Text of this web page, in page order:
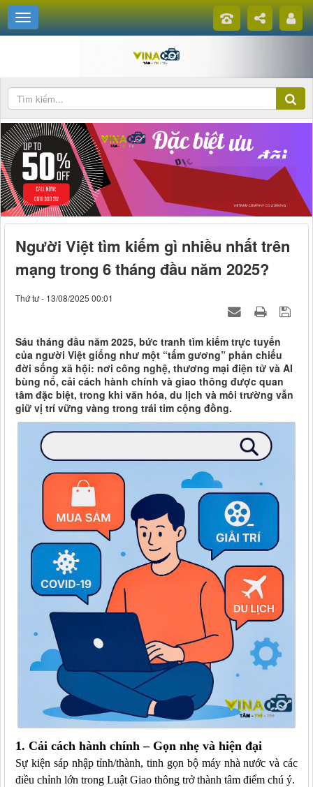
Người Việt tìm kiếm gì nhiều nhất trên
mạng trong 6 tháng đầu năm 2025?
Thứ tư - 13/08/2025 00:01
Sáu tháng đầu năm 2025, bức tranh tìm kiếm trực tuyến
của người Việt giống như một “tấm gương” phản chiếu
đời sống xã hội: nơi công nghệ, thương mại điện tử và AI
bùng nổ, cải cách hành chính và giao thông được quan
tâm đặc biệt, trong khi văn hóa, du lịch và môi trường vẫn
giữ vị trí vững vàng trong trái tim cộng đồng.
1. Cải cách hành chính – Gọn nhẹ và hiện đại
Sự kiện sáp nhập tỉnh/thành, tinh gọn bộ máy nhà nước và các
điều chỉnh lớn trong Luật Giao thông trở thành tâm điểm chú ý.